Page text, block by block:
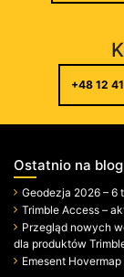
+48 12
Ostatnio na
Geodezja 2026 – 6
Trimble Access –
Przegląd nowych
dla produktów
Emesent